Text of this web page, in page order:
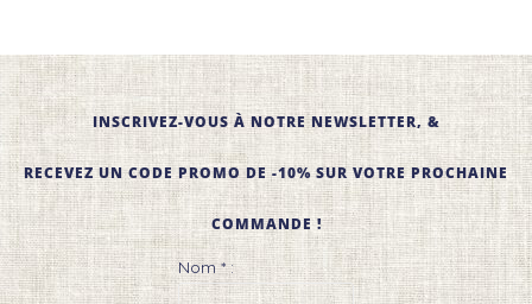
INSCRIVEZ-VOUS À NOTRE NEWSLETTER, &
RECEVEZ UN CODE PROMO DE -10% SUR VOTRE PROCHAINE
COMMANDE !
Nom * :